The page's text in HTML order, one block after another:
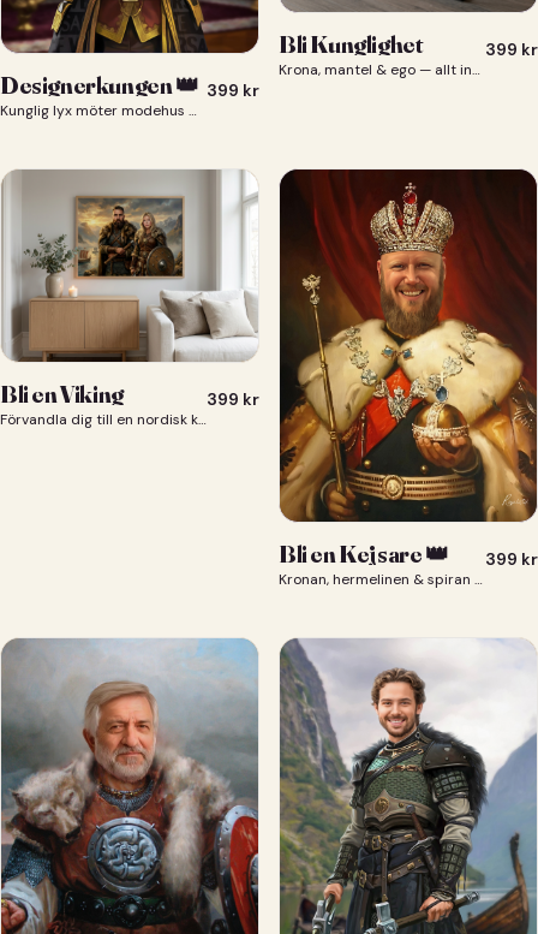
Designerkungen 👑
Kunglig lyx möter modehus — du som designerkung 👑
399 kr
Bli Kunglighet
Krona, mantel & ego — allt ingår 👑
399 kr
Bli en Viking
Förvandla dig till en nordisk krigare i ett episkt vikingaporträtt.
399 kr
Bli en Kejsare 👑
Kronan, hermelinen & spiran — du som kejsare 👑
399 kr